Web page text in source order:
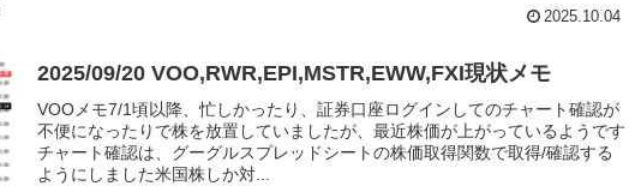
2025.10.04
2025/09/20 VOO,RWR,EPI,MSTR,EWW,FXI現状メモ
VOOメモ7/1頃以降、忙しかったり、証券口座ログインしてのチャート確認が
不便になったりで株を放置していましたが、最近株価が上がっているようです
チャート確認は、グーグルスプレッドシートの株価取得関数で取得/確認する
ようにしました米国株しか対...